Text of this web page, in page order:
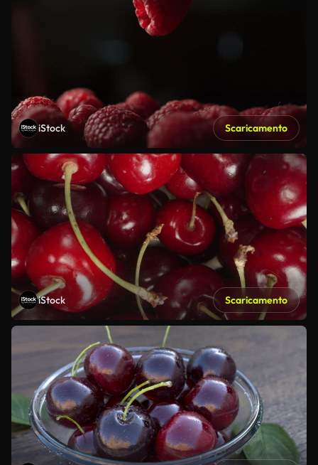
iStock Scaricamento
iStock Scaricamento